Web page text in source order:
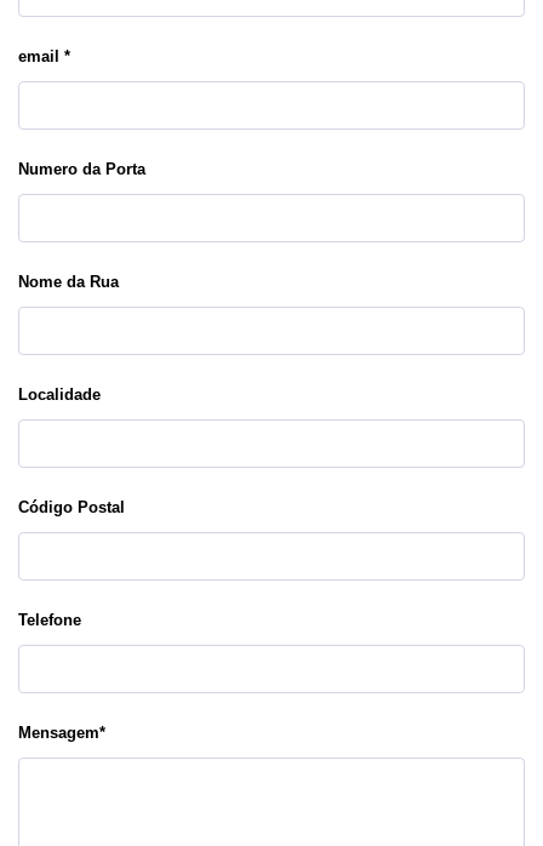
email *
Numero da Porta
Nome da Rua
Localidade
Código Postal
Telefone
Mensagem*